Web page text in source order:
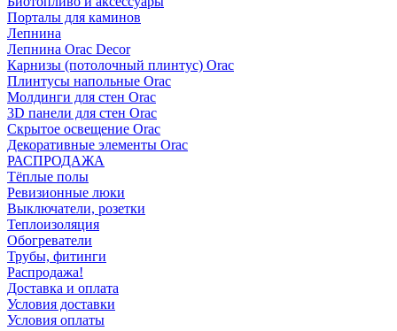
Порталы для каминов
Лепнина
Лепнина Orac Decor
Карнизы (потолочный плинтус) Orac
Плинтусы напольные Orac
Молдинги для стен Orac
3D панели для стен Orac
Скрытое освещение Orac
Декоративные элементы Orac
РАСПРОДАЖА
Тёплые полы
Ревизионные люки
Выключатели, розетки
Теплоизоляция
Обогреватели
Трубы, фитинги
Распродажа!
Доставка и оплата
Условия доставки
Условия оплаты